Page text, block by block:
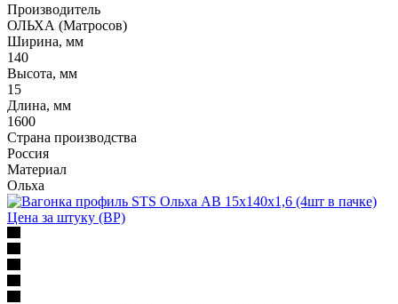
Производитель
ОЛЬХА (Матросов)
Ширина, мм
140
Высота, мм
15
Длина, мм
1600
Страна производства
Россия
Материал
Ольха